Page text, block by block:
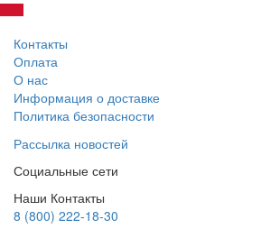
Контакты
Оплата
О нас
Информация о доставке
Политика безопасности
Рассылка новостей
Социальные сети
Наши Контакты
8 (800) 222-18-30